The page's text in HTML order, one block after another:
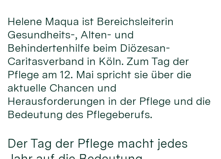
Helene Maqua ist Bereichsleiterin
Gesundheits-, Alten- und
Behindertenhilfe beim Diözesan-
Caritasverband in Köln. Zum Tag der
Pflege am 12. Mai spricht sie über die
aktuelle Chancen und
Herausforderungen in der Pflege und die
Bedeutung des Pflegeberufs.
Der Tag der Pflege macht jedes